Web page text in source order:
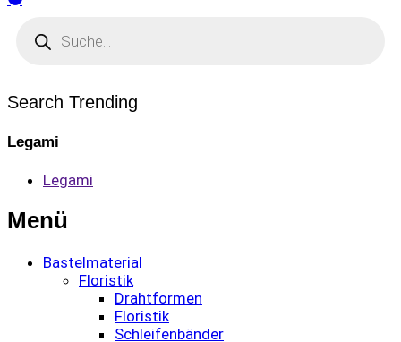
search
Search Trending
Legami
Legami
Menü
Bastelmaterial
Floristik
Drahtformen
Floristik
Schleifenbänder